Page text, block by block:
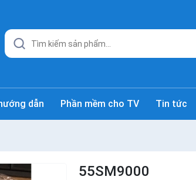
dẫn Phần mềm cho TV Tin tức
55SM9000